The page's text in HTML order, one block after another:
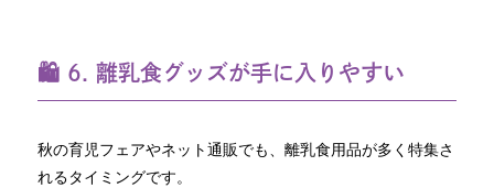
🛍 6. 離乳食グッズが手に入りやすい
秋の育児フェアやネット通販でも、離乳食用品が多く特集さ
れるタイミングです。